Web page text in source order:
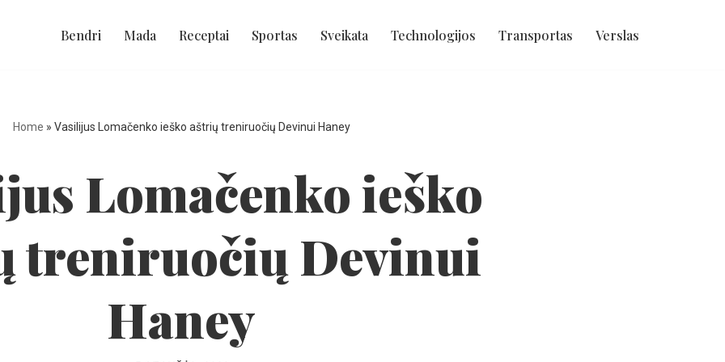
Bendri Mada Receptai Sportas Sveikata Technologijos Transportas Verslas
Home » Vasilijus Lomačenko ieško aštrių treniruočių Devinui Haney
Lomačenko ieško
treniruočių Devinui
Haney